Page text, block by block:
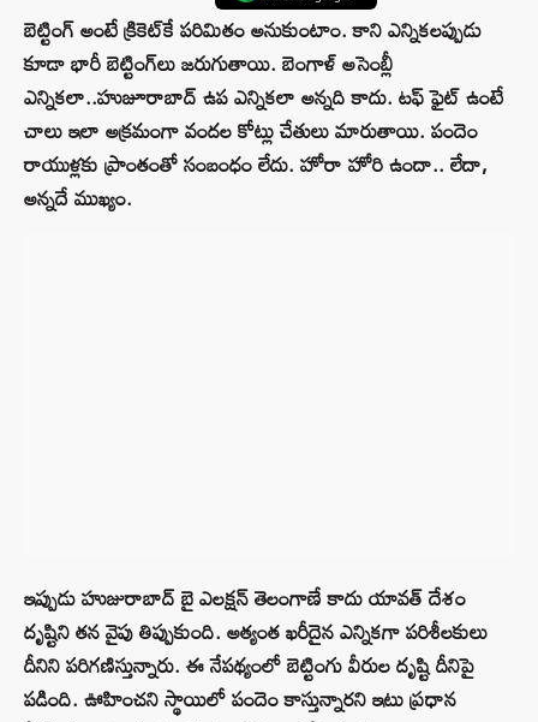
బెట్టింగ్‌ అంటే క్రికెట్‌కే పరిమితం అనుకుంటాం. కాని ఎన్నికలప్పుడు
కూడా భారీ బెట్టింగ్‌లు జరుగుతాయి. బెంగాళ్‌ అసెంబ్లీ
ఎన్నికలా..హుజూరాబాద్‌ ఉప ఎన్నికలా అన్నది కాదు. టఫ్‌ ఫైట్‌ ఉంటే
చాలు ఇలా అక్రమంగా వందల కోట్లు చేతులు మారుతాయి. పందెం
రాయుళ్లకు ప్రాంతంతో సంబంధం లేదు. హోరా హోరి ఉందా.. లేదా,
అన్నదే ముఖ్యం.
ఇప్పుడు హుజురాబాద్‌ బై ఎలక్షన్‌ తెలంగాణే కాదు యావత్‌ దేశం
దృష్టిని తన వైపు తిప్పుకుంది. అత్యంత ఖరీదైన ఎన్నికగా పరిశీలకులు
దీనిని పరిగణిస్తున్నారు. ఈ నేపథ్యంలో బెట్టింగు వీరుల దృష్టి దీనిపై
పడింది. ఊహించని స్థాయిలో పందెం కాస్తున్నారని ఇటు ప్రధాన